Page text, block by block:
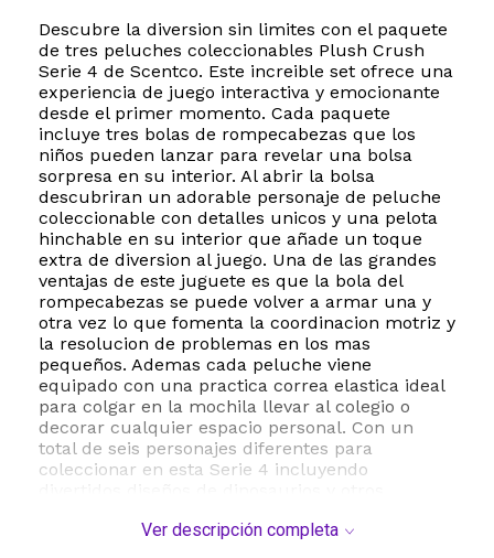
Descubre la diversion sin limites con el paquete
de tres peluches coleccionables Plush Crush
Serie 4 de Scentco. Este increible set ofrece una
experiencia de juego interactiva y emocionante
desde el primer momento. Cada paquete
incluye tres bolas de rompecabezas que los
niños pueden lanzar para revelar una bolsa
sorpresa en su interior. Al abrir la bolsa
descubriran un adorable personaje de peluche
coleccionable con detalles unicos y una pelota
hinchable en su interior que añade un toque
extra de diversion al juego. Una de las grandes
ventajas de este juguete es que la bola del
rompecabezas se puede volver a armar una y
otra vez lo que fomenta la coordinacion motriz y
la resolucion de problemas en los mas
pequeños. Ademas cada peluche viene
equipado con una practica correa elastica ideal
para colgar en la mochila llevar al colegio o
decorar cualquier espacio personal. Con un
total de seis personajes diferentes para
coleccionar en esta Serie 4 incluyendo
incentivar el juego creativo y la coleccion. Los
Ver descripción completa